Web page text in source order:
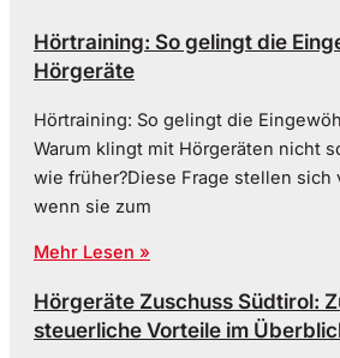
Hörtraining: So gelingt die
Hörgeräte
Hörtraining: So gelingt die
Warum klingt mit Hörgeräten nicht
wie früher?Diese Frage stellen sich
wenn sie zum
Mehr Lesen »
Hörgeräte Zuschuss Südtirol:
steuerliche Vorteile im